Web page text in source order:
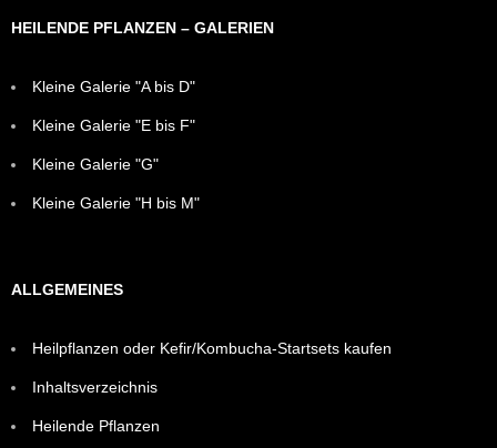
HEILENDE PFLANZEN – GALERIEN
Kleine Galerie "A bis D"
Kleine Galerie "E bis F"
Kleine Galerie "G"
Kleine Galerie "H bis M"
ALLGEMEINES
Heilpflanzen oder Kefir/Kombucha-Startsets kaufen
Inhaltsverzeichnis
Heilende Pflanzen